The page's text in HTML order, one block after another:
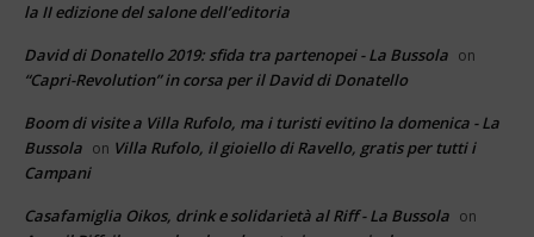
la II edizione del salone dell’editoria
David di Donatello 2019: sfida tra partenopei - La Bussola on
“Capri-Revolution” in corsa per il David di Donatello
Boom di visite a Villa Rufolo, ma i turisti evitino la domenica - La
Bussola on Villa Rufolo, il gioiello di Ravello, gratis per tutti i
Campani
Casafamiglia Oikos, drink e solidarietà al Riff - La Bussola on